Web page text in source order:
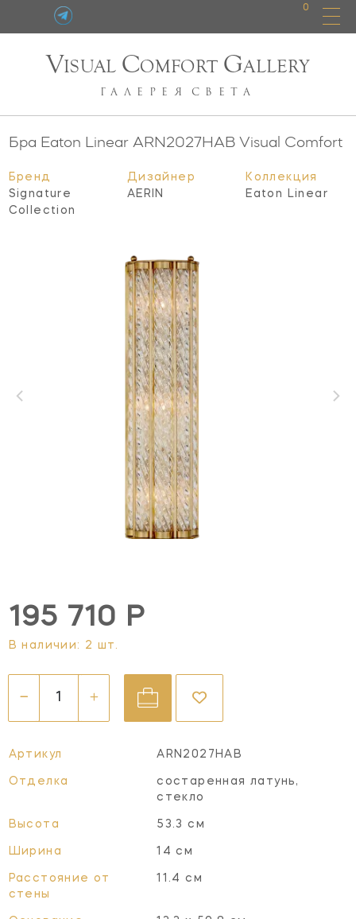
0
VISUAL COMFORT GALLERY
ГАЛЕРЕЯ СВЕТА
Бра Eaton Linear ARN2027HABVisual Comfort
Бренд
Signature
Collection
Дизайнер
AERIN
Коллекция
Eaton Linear
195 710 Р
В наличии: 2 шт.
Артикул ARN2027HAB
Отделка
состаренная латунь,
стекло
Высота 53.3 см
Ширина 14 см
Расстояние от
стены
11.4 см